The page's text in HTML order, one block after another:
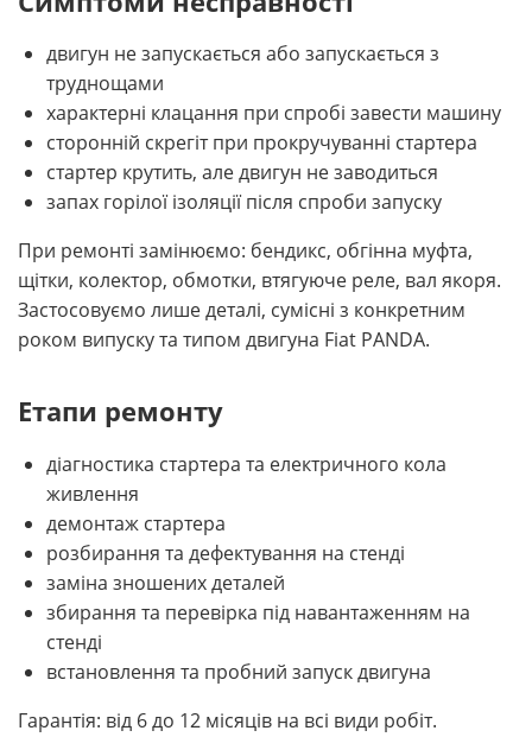
двигун не запускається або запускається з
труднощами
характерні клацання при спробі завести машину
сторонній скрегіт при прокручуванні стартера
стартер крутить, але двигун не заводиться
запах горілої ізоляції після спроби запуску
При ремонті замінюємо: бендикс, обгінна муфта,
щітки, колектор, обмотки, втягуюче реле, вал якоря.
Застосовуємо лише деталі, сумісні з конкретним
роком випуску та типом двигуна Fiat PANDA.
Етапи ремонту
діагностика стартера та електричного кола
живлення
демонтаж стартера
розбирання та дефектування на стенді
заміна зношених деталей
збирання та перевірка під навантаженням на
стенді
встановлення та пробний запуск двигуна
Гарантія: від 6 до 12 місяців на всі види робіт.